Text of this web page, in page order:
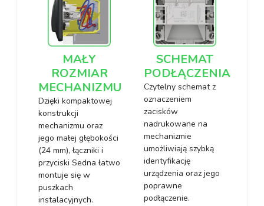
MAŁY
ROZMIAR
MECHANIZMU
Dzięki kompaktowej
konstrukcji
mechanizmu oraz
jego małej głębokości
(24 mm), łączniki i
przyciski Sedna łatwo
montuje się w
puszkach
instalacyjnych.
SCHEMAT
PODŁĄCZENIA
Czytelny schemat z
oznaczeniem
zacisków
nadrukowane na
mechanizmie
umożliwiają szybką
identyfikację
urządzenia oraz jego
poprawne
podłączenie.